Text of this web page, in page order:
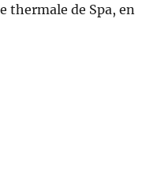
thermale de Spa, en